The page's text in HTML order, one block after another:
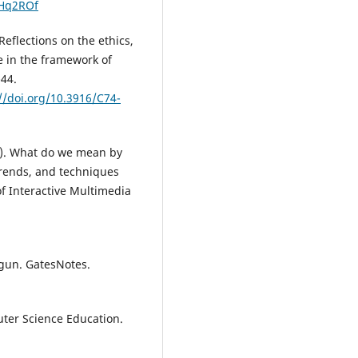
on the ethics,
in the framework of
doi.org/10.3916/C74-
What do we mean by
and techniques
Interactive Multimedia
GatesNotes.
Science Education.